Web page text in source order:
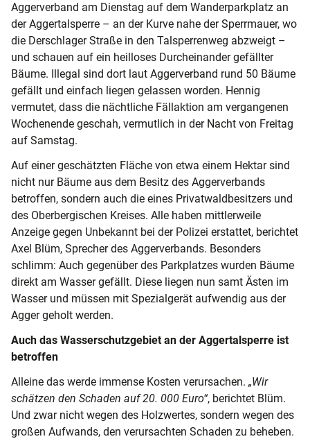
Aggerverband am Dienstag auf dem Wanderparkplatz an
der Aggertalsperre – an der Kurve nahe der Sperrmauer, wo
die Derschlager Straße in den Talsperrenweg abzweigt –
und schauen auf ein heilloses Durcheinander gefällter
Bäume. Illegal sind dort laut Aggerverband rund 50 Bäume
gefällt und einfach liegen gelassen worden. Hennig
vermutet, dass die nächtliche Fällaktion am vergangenen
Wochenende geschah, vermutlich in der Nacht von Freitag
auf Samstag.
Auf einer geschätzten Fläche von etwa einem Hektar sind
nicht nur Bäume aus dem Besitz des Aggerverbands
betroffen, sondern auch die eines Privatwaldbesitzers und
des Oberbergischen Kreises. Alle haben mittlerweile
Anzeige gegen Unbekannt bei der Polizei erstattet, berichtet
Axel Blüm, Sprecher des Aggerverbands. Besonders
schlimm: Auch gegenüber des Parkplatzes wurden Bäume
direkt am Wasser gefällt. Diese liegen nun samt Ästen im
Wasser und müssen mit Spezialgerät aufwendig aus der
Agger geholt werden.
Auch das Wasserschutzgebiet an der Aggertalsperre ist
betroffen
Alleine das werde immense Kosten verursachen. „Wir
schätzen den Schaden auf 20. 000 Euro“, berichtet Blüm.
Und zwar nicht wegen des Holzwertes, sondern wegen des
großen Aufwands, den verursachten Schaden zu beheben.